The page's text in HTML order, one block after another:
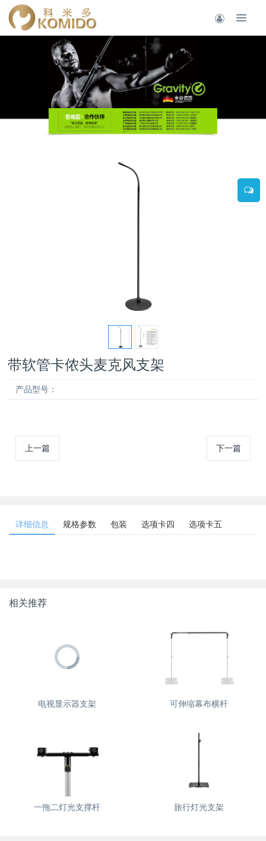
带软管卡侬头麦克风支架
产品型号：
上一篇 下一篇
详细信息 规格参数 包装 选项卡四 选项卡五
相关推荐
电视显示器支架 可伸缩幕布横杆
一拖二灯光支撑杆 旅行灯光支架